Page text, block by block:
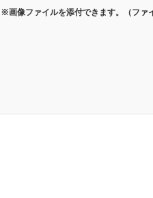
像ファイルを添付できます。（ファ